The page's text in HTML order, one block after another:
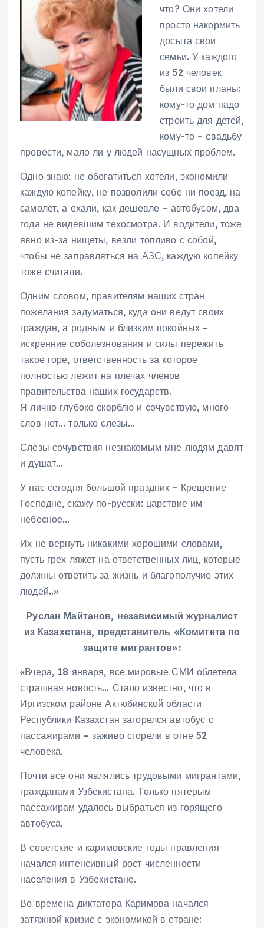
что? Они хотели
просто накормить
досыта свои
семьи. У каждого
из 52 человек
были свои планы:
кому-то дом надо
строить для детей,
кому-то – свадьбу
провести, мало ли у людей насущных проблем.
Одно знаю: не обогатиться хотели, экономили
каждую копейку, не позволили себе ни поезд, на
самолет, а ехали, как дешевле – автобусом, два
года не видевшим техосмотра. И водители, тоже
явно из-за нищеты, везли топливо с собой,
чтобы не заправляться на АЗС, каждую копейку
тоже считали.
Одним словом, правителям наших стран
пожелания задуматься, куда они ведут своих
граждан, а родным и близким покойных –
искренние соболезнования и силы пережить
такое горе, ответственность за которое
полностью лежит на плечах членов
правительства наших государств.
Я лично глубоко скорблю и сочувствую, много
слов нет… только слезы…
Слезы сочувствия незнакомым мне людям давят
и душат…
У нас сегодня большой праздник – Крещение
Господне, скажу по-русски: царствие им
небесное…
Их не вернуть никакими хорошими словами,
пусть грех ляжет на ответственных лиц, которые
должны ответить за жизнь и благополучие этих
людей..»
Руслан Майтанов, независимый журналист
из Казахстана, представитель «Комитета по
защите мигрантов»:
«Вчера, 18 января, все мировые СМИ облетела
страшная новость… Стало известно, что в
Иргизском районе Актюбинской области
Республики Казахстан загорелся автобус с
пассажирами – заживо сгорели в огне 52
человека.
Почти все они являлись трудовыми мигрантами,
гражданами Узбекистана. Только пятерым
пассажирам удалось выбраться из горящего
автобуса.
В советские и каримовские годы правления
начался интенсивный рост численности
населения в Узбекистане.
Во времена диктатора Каримова начался
затяжной кризис с экономикой в стране: